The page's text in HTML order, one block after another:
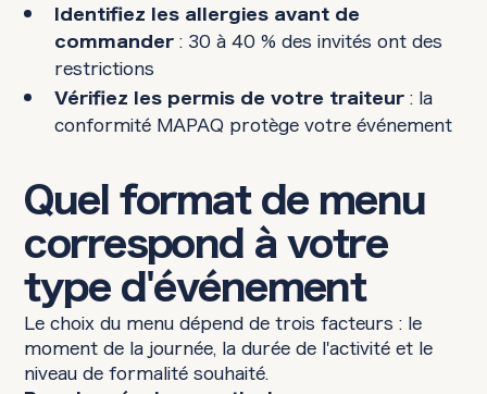
Identifiez les allergies avant de
commander: 30 à 40 % des invités ont des
restrictions
Vérifiez les permis de votre traiteur: la
conformité MAPAQ protège votre événement
Quel format de menu
correspond à votre
type d'événement
Le choix du menu dépend de trois facteurs : le
moment de la journée, la durée de l'activité et le
niveau de formalité souhaité.